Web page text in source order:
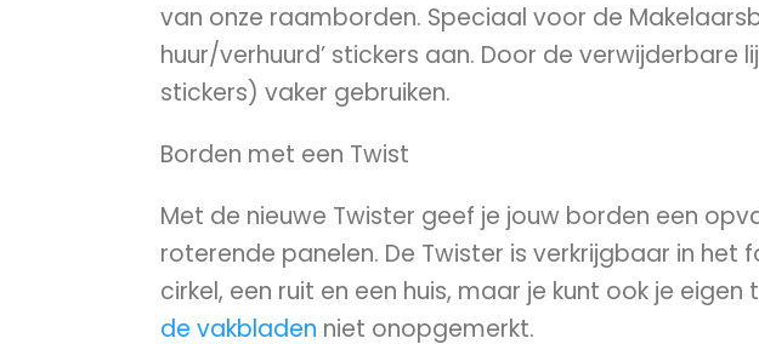
van onze raamborden. Speciaal voor de
huur/verhuurd’ stickers aan. Door de
stickers) vaker gebruiken.
Borden met een Twist
Met de nieuwe Twister geef je jouw borden een
roterende panelen. De Twister is verkrijgbaar in het
cirkel, een ruit en een huis, maar je kunt ook je
de vakbladen niet onopgemerkt.